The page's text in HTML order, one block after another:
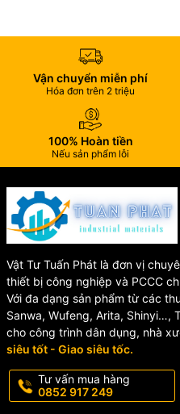
Rọ hút UPVC SH42 / SH42-V
Hệ thống cấp thoát nước
Hệ thống xử lý nước thải
Nhà máy hóa chất
Hệ thống bơm công nghiệp
Hồ bơi, nuôi trồng thủy sản
Địa chỉ cung
UPVC SH42
Chúng tôi chuyên cung cấp rọ
đầy đủ kích thước DN20 –
tranh, giao hàng toàn quốc.
của bạn.
Hotline/Zalo: 0355 365 936 -
Vận chuyển miễn phí
Hóa đơn trên 2 triệu
100% Hoàn tiền
Nếu sản phẩm lỗi
Vật Tư Tuấn Phát là đơn vị
thiết bị công nghiệp và PCCC
Với đa dạng sản phẩm từ các
Sanwa, Wufeng, Arita, Shinyi…,
cho công trình dân dụng, nhà
siêu tốt - Giao siêu tốc.
Tư vấn mua hàng
0852 917 249